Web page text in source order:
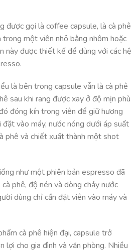
được gọi là coffee capsule, là cà phê
một viên nhỏ bằng nhôm hoặc
này được thiết kế để dùng với các hệ
là bên trong capsule vẫn là cà phê
sau khi rang được xay ở độ mịn phù
đóng kín trong viên để giữ hương
đặt vào máy, nước nóng dưới áp suất
phê và chiết xuất thành một shot
như một phiên bản espresso đã
phê, độ nén và dòng chảy nước
dùng chỉ cần đặt viên vào máy và
cà phê hiện đại, capsule trở
lợi cho gia đình và văn phòng. Nhiều